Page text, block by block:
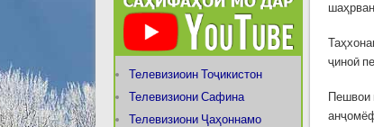
ҷиноӣ
Пешвои
Телевизиоин Тоҷикистон
Телевизиони Сафина
Телевизиони Ҷаҳоннамо